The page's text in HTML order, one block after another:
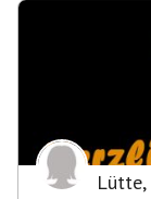
Lütte,